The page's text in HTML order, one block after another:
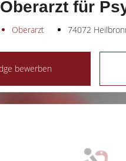
Oberarzt für
Oberarzt 74072